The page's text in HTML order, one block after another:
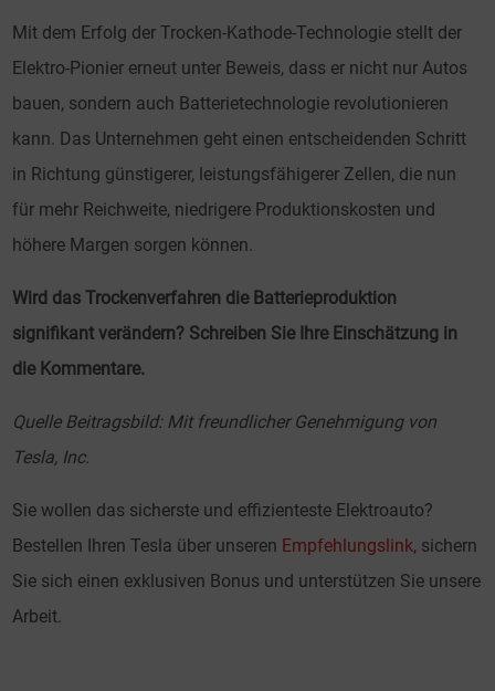
Mit dem Erfolg der Trocken-Kathode-Technologie stellt der
Elektro-Pionier erneut unter Beweis, dass er nicht nur Autos
bauen, sondern auch Batterietechnologie revolutionieren
kann. Das Unternehmen geht einen entscheidenden Schritt
in Richtung günstigerer, leistungsfähigerer Zellen, die nun
für mehr Reichweite, niedrigere Produktionskosten und
höhere Margen sorgen können.
Wird das Trockenverfahren die Batterieproduktion
signifikant verändern? Schreiben Sie Ihre Einschätzung in
die Kommentare.
Quelle Beitragsbild: Mit freundlicher Genehmigung von
Tesla, Inc.
Sie wollen das sicherste und effizienteste Elektroauto?
Bestellen Ihren Tesla über unseren Empfehlungslink, sichern
Sie sich einen exklusiven Bonus und unterstützen Sie unsere
Arbeit.